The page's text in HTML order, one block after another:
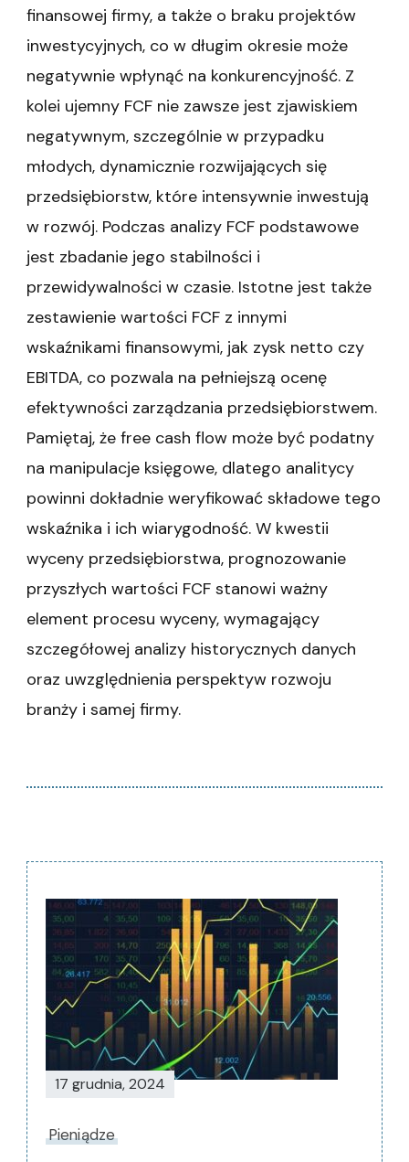
finansowej firmy, a także o braku projektów
inwestycyjnych, co w długim okresie może
negatywnie wpłynąć na konkurencyjność. Z
kolei ujemny FCF nie zawsze jest zjawiskiem
negatywnym, szczególnie w przypadku
młodych, dynamicznie rozwijających się
przedsiębiorstw, które intensywnie inwestują
w rozwój. Podczas analizy FCF podstawowe
jest zbadanie jego stabilności i
przewidywalności w czasie. Istotne jest także
zestawienie wartości FCF z innymi
wskaźnikami finansowymi, jak zysk netto czy
EBITDA, co pozwala na pełniejszą ocenę
efektywności zarządzania przedsiębiorstwem.
Pamiętaj, że free cash flow może być podatny
na manipulacje księgowe, dlatego analitycy
powinni dokładnie weryfikować składowe tego
wskaźnika i ich wiarygodność. W kwestii
wyceny przedsiębiorstwa, prognozowanie
przyszłych wartości FCF stanowi ważny
element procesu wyceny, wymagający
szczegółowej analizy historycznych danych
oraz uwzględnienia perspektyw rozwoju
branży i samej firmy.
Nawigacja
wpisu
17 grudnia, 2024
Pieniądze